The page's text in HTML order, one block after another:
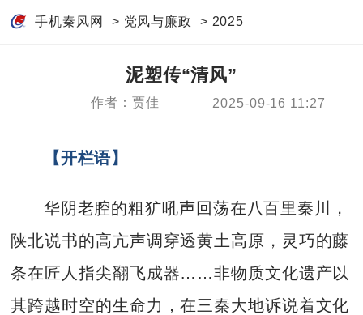
手机秦风网 > 党风与廉政 > 2025
泥塑传“清风”
作者：贾佳 2025-09-16 11:27
【开栏语】
华阴老腔的粗犷吼声‌回荡在八百里秦川，
陕北说书的高亢声调穿透黄土高原，灵巧的藤
条在匠人指尖翻飞成器……非物质文化遗产以
其跨越时空的生命力，在三秦大地诉说着文化